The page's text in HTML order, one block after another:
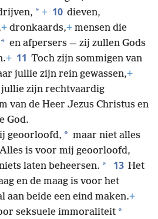
* + 10 dieven,
+ dronkaards,+ mensen die
* en afpersers — zij zullen Gods
+ 11 Toch zijn sommigen van
jullie zijn rein gewassen,+
jullie zijn rechtvaardig
van de Heer Jezus Christus en
God.
geoorloofd, * maar niet alles
Alles is voor mij geoorloofd,
laten beheersen. * 13 Het
en de maag is voor het
aan beide een eind maken.+
seksuele immoraliteit *